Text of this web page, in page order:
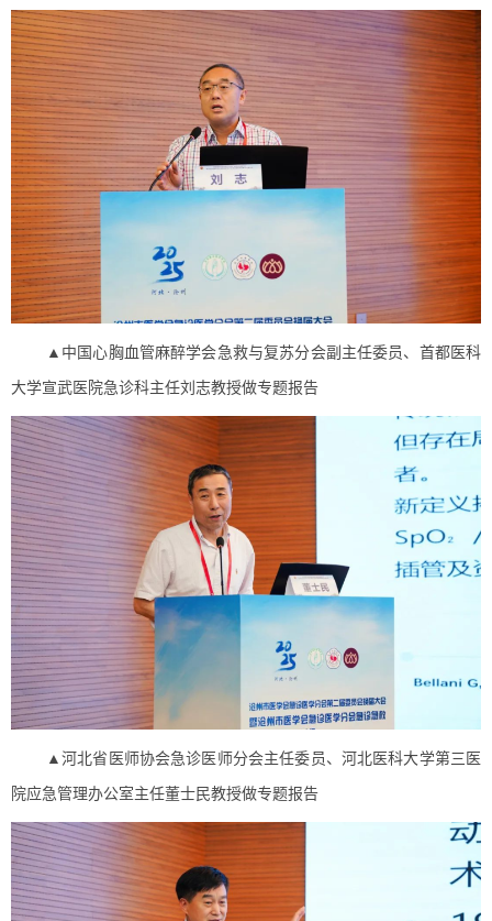
▲中国心胸血管麻醉学会急救与复苏分会副主任委员、首都医科
大学宣武医院急诊科主任刘志教授做专题报告
▲河北省医师协会急诊医师分会主任委员、河北医科大学第三医
院应急管理办公室主任董士民教授做专题报告